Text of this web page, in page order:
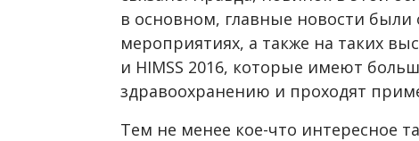
в основном, главные новости были
мероприятиях, а также на таких
и HIMSS 2016, которые имеют
здравоохранению и проходят
Тем не менее кое-что интересное